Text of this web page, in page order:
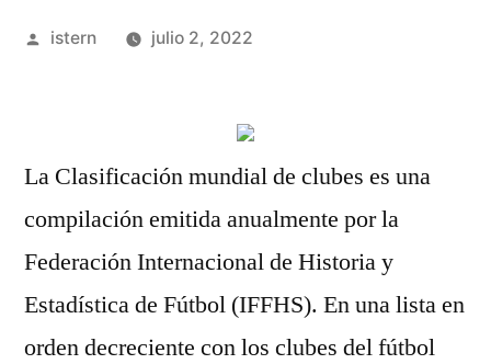
Publicado
istern julio 2, 2022
La Clasificación mundial de clubes es una
compilación emitida anualmente por la
Federación Internacional de Historia y
Estadística de Fútbol (IFFHS). En una lista en
orden decreciente con los clubes del fútbol